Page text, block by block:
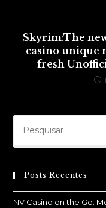
Skyrim:The
casino unique
fresh
Posts Recentes
NV Casino on the Go: